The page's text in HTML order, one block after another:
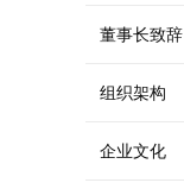
董事长致辞
组织架构
企业文化